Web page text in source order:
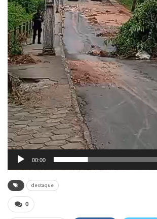
00:00
destaque
0